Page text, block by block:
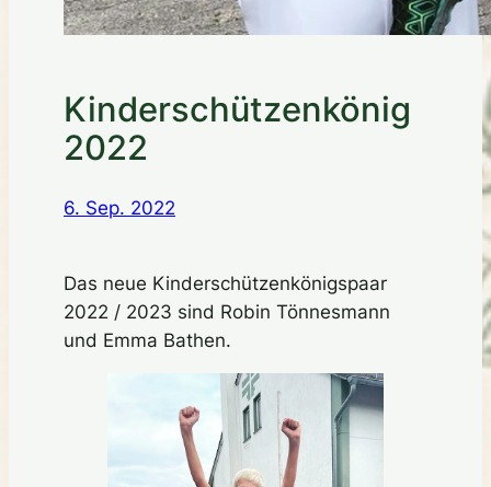
Kinderschützenkönig
2022
6. Sep. 2022
Das neue Kinderschützenkönigspaar
2022 / 2023 sind Robin Tönnesmann
und Emma Bathen.